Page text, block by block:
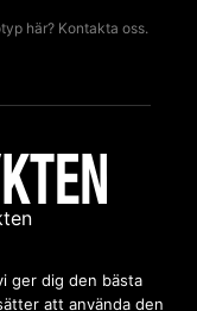
här? Kontakta oss.
ger dig den bästa
att använda den